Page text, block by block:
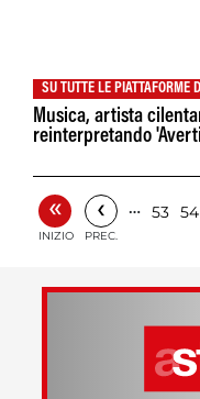
SU TUTTE LE PIATTAFORME
Musica, artista
reinterpretando
«
INIZIO
‹
PREC.
… 53 54